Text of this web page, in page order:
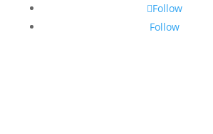
Follow
Follow